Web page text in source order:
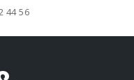
44 56